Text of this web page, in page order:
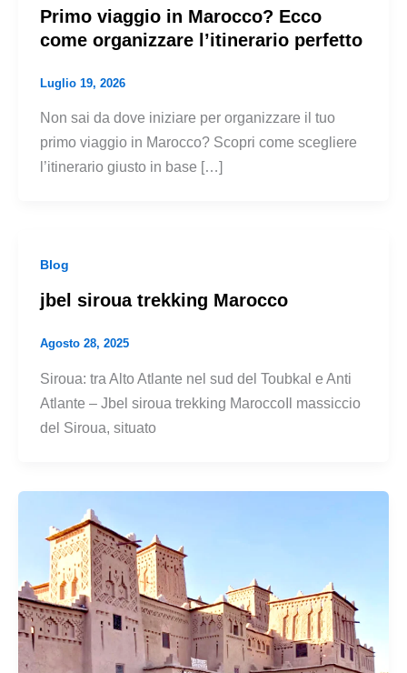
Primo viaggio in Marocco? Ecco
come organizzare l’itinerario perfetto
Luglio 19, 2026
Non sai da dove iniziare per organizzare il tuo
primo viaggio in Marocco? Scopri come scegliere
l’itinerario giusto in base […]
Blog
jbel siroua trekking Marocco
Agosto 28, 2025
Siroua: tra Alto Atlante nel sud del Toubkal e Anti
Atlante – Jbel siroua trekking MaroccoIl massiccio
del Siroua, situato